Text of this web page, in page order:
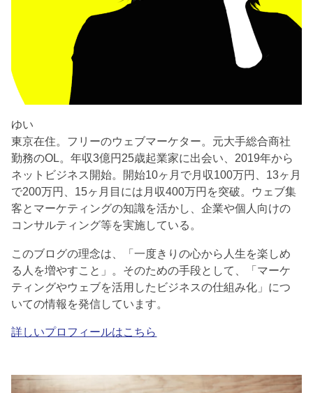
ゆい
東京在住。フリーのウェブマーケター。元大手総合商社
勤務のOL。年収3億円25歳起業家に出会い、2019年から
ネットビジネス開始。開始10ヶ月で月収100万円、13ヶ月
で200万円、15ヶ月目には月収400万円を突破。ウェブ集
客とマーケティングの知識を活かし、企業や個人向けの
コンサルティング等を実施している。
このブログの理念は、「一度きりの心から人生を楽しめ
る人を増やすこと」。そのための手段として、「マーケ
ティングやウェブを活用したビジネスの仕組み化」につ
いての情報を発信しています。
詳しいプロフィールはこちら